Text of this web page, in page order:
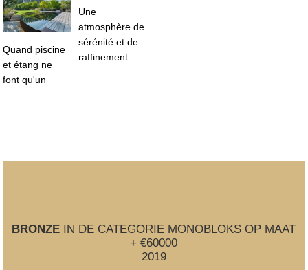
Quand piscine
et étang ne
font qu'un
Une
atmosphère de
sérénité et de
raffinement
BRONZE IN DE CATEGORIE MONOBLOKS OP MAAT
+ €60000
2019